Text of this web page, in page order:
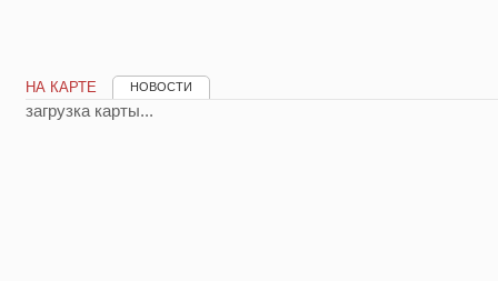
НА КАРТЕ НОВОСТИ
загрузка карты...